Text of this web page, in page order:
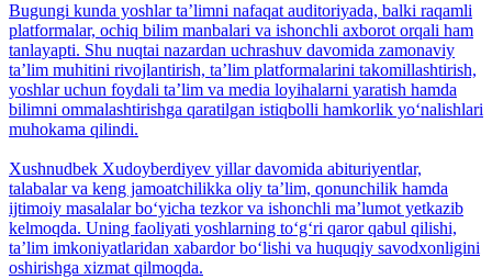
Bugungi kunda yoshlar taʼlimni nafaqat auditoriyada, balki raqamli
platformalar, ochiq bilim manbalari va ishonchli axborot orqali ham
tanlayapti. Shu nuqtai nazardan uchrashuv davomida zamonaviy
taʼlim muhitini rivojlantirish, taʼlim platformalarini takomillashtirish,
yoshlar uchun foydali taʼlim va media loyihalarni yaratish hamda
bilimni ommalashtirishga qaratilgan istiqbolli hamkorlik yo‘nalishlari
muhokama qilindi.
Xushnudbek Xudoyberdiyev yillar davomida abituriyentlar,
talabalar va keng jamoatchilikka oliy taʼlim, qonunchilik hamda
ijtimoiy masalalar bo‘yicha tezkor va ishonchli maʼlumot yetkazib
kelmoqda. Uning faoliyati yoshlarning to‘g‘ri qaror qabul qilishi,
taʼlim imkoniyatlaridan xabardor bo‘lishi va huquqiy savodxonligini
oshirishga xizmat qilmoqda.